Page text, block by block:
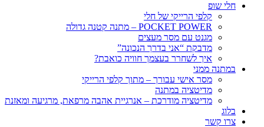
חלי שופ
קלפי הרייקי של חלי
POCKET POWER – מתנה קטנה גדולה
מגנט עם מסר מעצים
מדבקת “אני בדרך הנכונה”
איך לשחרר בעצמך חוויה כואבת?
במתנה ממני
מסר אישי עבורך – מתוך קלפי הרייקי
מדיטציה במתנה
מדיטציה מודרכת – אנרגיית אהבה מרפאת, מרגיעה ומאזנת
בלוג
צרו קשר